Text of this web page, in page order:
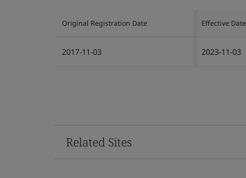
Original Registration Date Effective Date
2017-11-03 2023-11-03
Related Sites